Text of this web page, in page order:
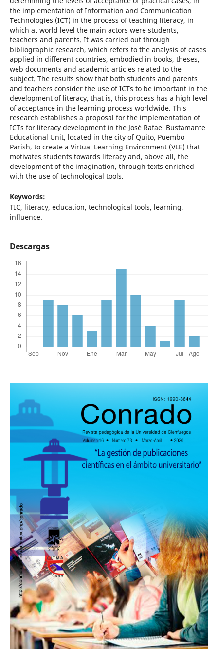
the implementation of Information and Communication
Technologies (ICT) in the process of teaching literacy, in
which at world level the main actors were students,
teachers and parents. It was carried out through
bibliographic research, which refers to the analysis of cases
applied in different countries, embodied in books, theses,
web documents and academic articles related to the
subject. The results show that both students and parents
and teachers consider the use of ICTs to be important in the
development of literacy, that is, this process has a high level
of acceptance in the learning process worldwide. This
research establishes a proposal for the implementation of
ICTs for literacy development in the José Rafael Bustamante
Educational Unit, located in the city of Quito, Puembo
Parish, to create a Virtual Learning Environment (VLE) that
motivates students towards literacy and, above all, the
development of the imagination, through texts enriched
with the use of technological tools.
Keywords:
TIC, literacy, education, technological tools, learning,
influence.
Descargas